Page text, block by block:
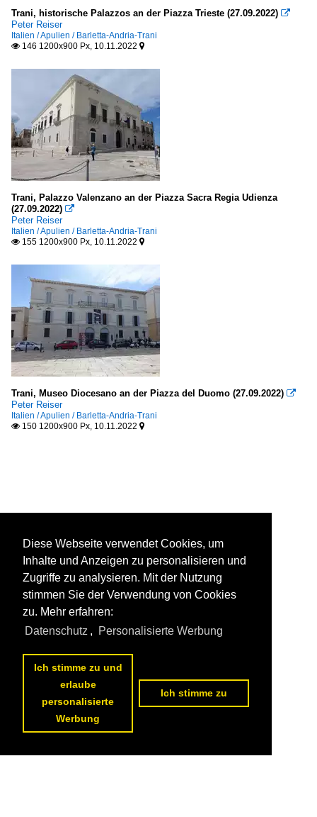
Trani, historische Palazzos an der Piazza Trieste (27.09.2022) 
Peter Reiser
Italien / Apulien / Barletta-Andria-Trani
 146 1200x900 Px, 10.11.2022 
Trani, Palazzo Valenzano an der Piazza Sacra Regia Udienza
(27.09.2022) 
Peter Reiser
Italien / Apulien / Barletta-Andria-Trani
 155 1200x900 Px, 10.11.2022 
Trani, Museo Diocesano an der Piazza del Duomo (27.09.2022) 
Peter Reiser
Italien / Apulien / Barletta-Andria-Trani
 150 1200x900 Px, 10.11.2022 
Diese Webseite verwendet Cookies, um
Inhalte und Anzeigen zu personalisieren und
Zugriffe zu analysieren. Mit der Nutzung
stimmen Sie der Verwendung von Cookies
zu. Mehr erfahren:
Datenschutz , Personalisierte Werbung
Ich stimme zu und
erlaube
personalisierte
Werbung
Ich stimme zu